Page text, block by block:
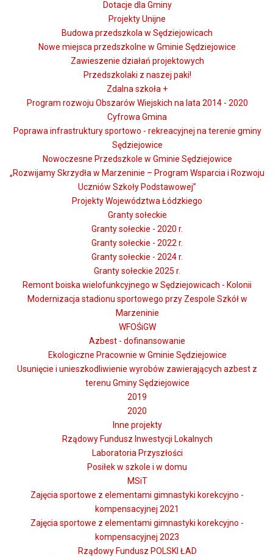
Dotacje dla Gminy
Projekty Unijne
Budowa przedszkola w Sędziejowicach
Nowe miejsca przedszkolne w Gminie Sędziejowice
Zawieszenie działań projektowych
Przedszkolaki z naszej paki!
Zdalna szkoła +
Program rozwoju Obszarów Wiejskich na lata 2014 - 2020
Cyfrowa Gmina
Poprawa infrastruktury sportowo - rekreacyjnej na terenie gminy
Sędziejowice
Nowoczesne Przedszkole w Gminie Sędziejowice
„Rozwijamy Skrzydła w Marzeninie – Program Wsparcia i Rozwoju
Uczniów Szkoły Podstawowej”
Projekty Województwa Łódzkiego
Granty sołeckie
Granty sołeckie - 2020 r.
Granty sołeckie - 2022 r.
Granty sołeckie - 2024 r.
Granty sołeckie 2025 r.
Remont boiska wielofunkcyjnego w Sędziejowicach - Kolonii
Modernizacja stadionu sportowego przy Zespole Szkół w
Marzeninie
WFOŚiGW
Azbest - dofinansowanie
Ekologiczne Pracownie w Gminie Sędziejowice
Usunięcie i unieszkodliwienie wyrobów zawierających azbest z
terenu Gminy Sędziejowice
2019
2020
Inne projekty
Rządowy Fundusz Inwestycji Lokalnych
Laboratoria Przyszłości
Posiłek w szkole i w domu
MSiT
Zajęcia sportowe z elementami gimnastyki korekcyjno -
kompensacyjnej 2021
Zajęcia sportowe z elementami gimnastyki korekcyjno -
kompensacyjnej 2023
Rządowy Fundusz POLSKI ŁAD